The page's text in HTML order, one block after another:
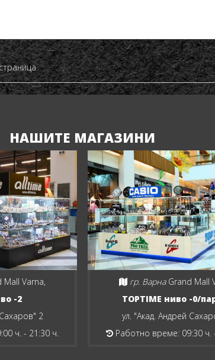
НАШИТЕ МАГАЗИНИ
Mall Varna,
-2
2
ч. - 21:30 ч.
гр. Варна Grand Mall
TOPTIME ниво -0/
ул. "Акад. Андрей
Работно време: 09:30 ч.